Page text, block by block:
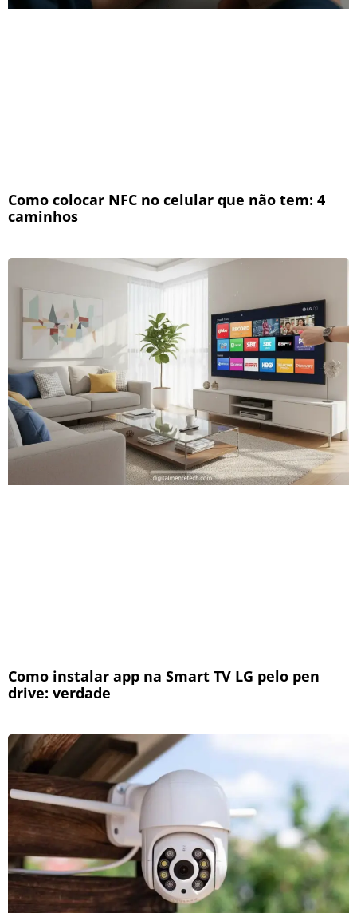
Como colocar NFC no celular que não tem: 4
caminhos
Como instalar app na Smart TV LG pelo pen
drive: verdade